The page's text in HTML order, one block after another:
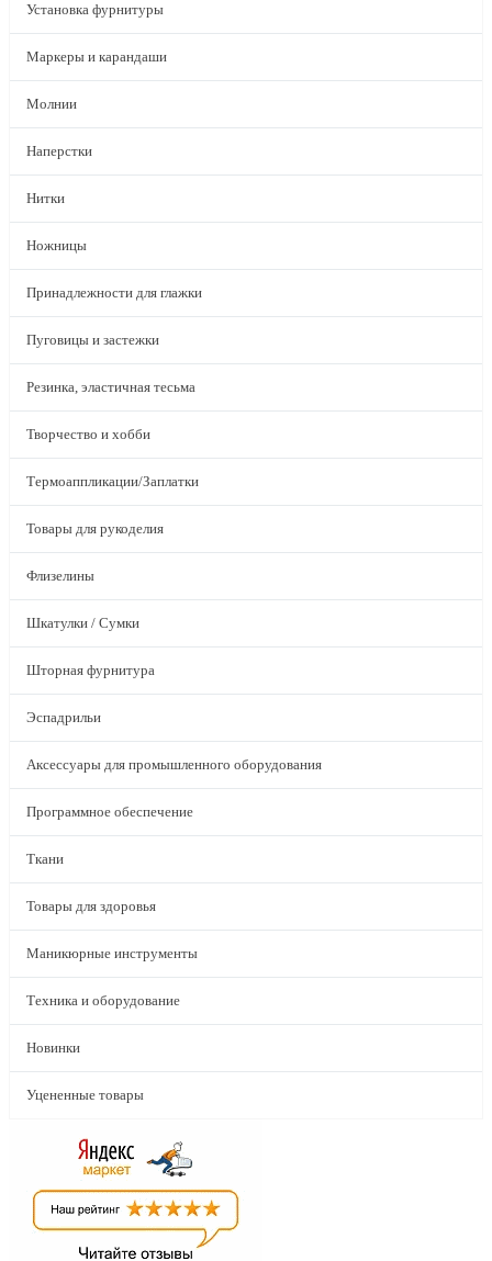
Установка фурнитуры
Маркеры и карандаши
Молнии
Наперстки
Нитки
Ножницы
Принадлежности для глажки
Пуговицы и застежки
Резинка, эластичная тесьма
Творчество и хобби
Термоаппликации/Заплатки
Товары для рукоделия
Флизелины
Шкатулки / Сумки
Шторная фурнитура
Эспадрильи
Аксессуары для промышленного оборудования
Программное обеспечение
Ткани
Товары для здоровья
Маникюрные инструменты
Техника и оборудование
Новинки
Уцененные товары